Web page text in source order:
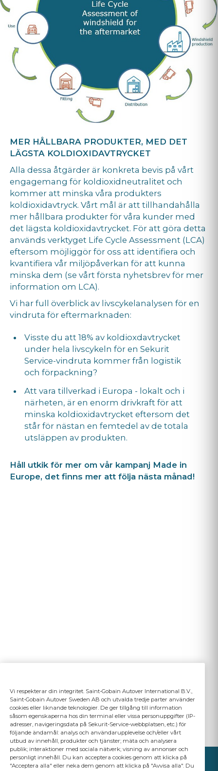
MER HÅLLBARA PRODUKTER, MED DET
LÄGSTA KOLDIOXIDAVTRYCKET
Alla dessa åtgärder är konkreta bevis på vårt
engagemang för koldioxidneutralitet och
kommer att minska våra produkters
koldioxidavtryck. Vårt mål är att tillhandahålla
mer hållbara produkter för våra kunder med
det lägsta koldioxidavtrycket. För att göra detta
används verktyget Life Cycle Assessment (LCA)
eftersom möjliggör för oss att identifiera och
kvantifiera vår miljöpåverkan för att kunna
minska dem (se vårt första nyhetsbrev för mer
information om LCA).
Vi har full överblick av livscykelanalysen för en
vindruta för eftermarknaden:
Visste du att 18% av koldioxdavtrycket
under hela livscykeln för en Sekurit
Service-vindruta kommer från logistik
och förpackning?
Att vara tillverkad i Europa - lokalt och i
närheten, är en enorm drivkraft för att
minska koldioxidavtrycket eftersom det
står för nästan en femtedel av de totala
utsläppen av produkten.
Håll utkik för mer om vår kampanj Made in
Europe, det finns mer att följa nästa månad!
Vi respekterar din integritet. Saint-Gobain Autover International B.V.,
Saint-Gobain Autover Sweden AB och utvalda tredje parter använder
cookies eller liknande teknologier. De ger tillgång till information
såsom egenskaperna hos din terminal eller vissa personuppgifter (IP-
adresser, navigeringsdata på Sekurit-Service-webbplatsen, etc.) för
följande ändamål: analys och användarupplevelse och/eller vårt
utbud av innehåll, produkter och tjänster; mäta och analysera
publik; interaktioner med sociala nätverk; visning av annonser och
personligt innehåll. Du kan acceptera cookies genom att klicka på
"Acceptera alla" eller neka dem genom att klicka på "Avvisa alla". Du